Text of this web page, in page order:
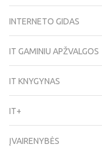
INTERNETO GIDAS
IT GAMINIU APŽVALGOS
IT KNYGYNAS
IT+
ĮVAIRENYBĖS